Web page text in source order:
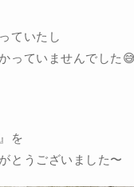
ていたし
っていませんでした😅
を
とうございました〜